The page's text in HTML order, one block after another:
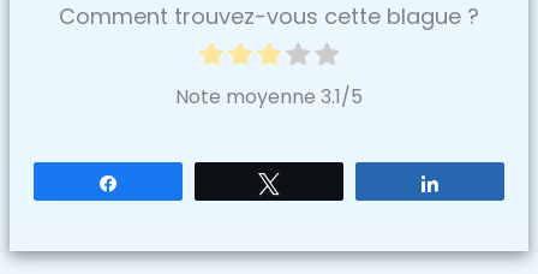
Comment trouvez-vous cette blague ?
Note moyenne 3.1/5